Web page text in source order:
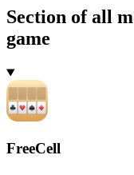
Section of all
game
FreeCell